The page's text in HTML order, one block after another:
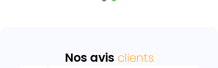
Nos avis clients